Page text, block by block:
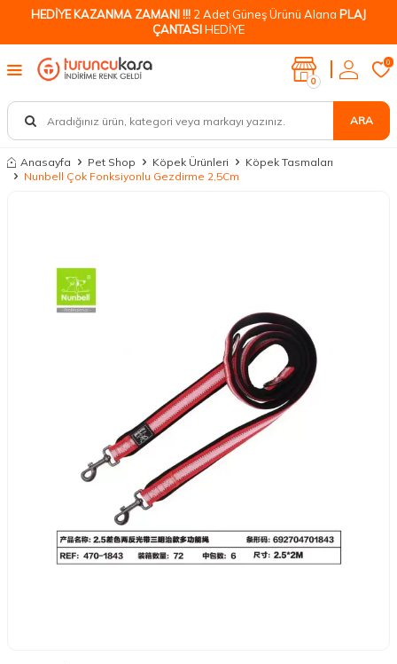
HEDİYE KAZANMA ZAMANI !!! 2 Adet Güneş Ürünü Alana PLAJ
ÇANTASIHEDİYE
ARA
0
0
Anasayfa Pet Shop Köpek Ürünleri
Köpek Tasmaları
Nunbell Çok Fonksiyonlu Gezdirme 2,5Cm